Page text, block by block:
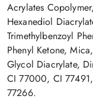
Acrylates
Hexanediol
Trimethylbenzoyl
Phenyl Ketone,
Glycol Diacrylate,
CI 77000, CI
77266.